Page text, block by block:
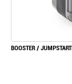
BOOSTER /